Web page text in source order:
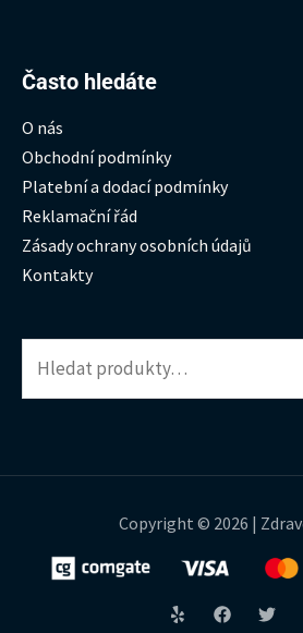
Často hledáte
O nás
Obchodní podmínky
Platební a dodací podmínky
Reklamační řád
Zásady ochrany osobních údajů
Kontakty
Hledat:
Copyright © 2026 |